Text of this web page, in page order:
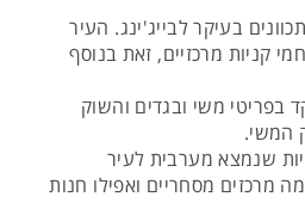
בעיקר לבייג'ינג. העיר
קניות מרכזיים, זאת בנוסף
בפריטי משי ובגדים והשוק
המשי.
שנמצא מערבית לעיר
מרכזים מסחריים ואפילו חנות